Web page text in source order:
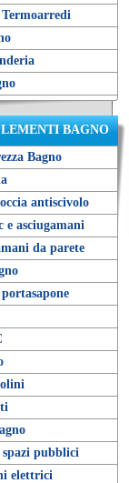
BAGNO
Bagno
antiscivolo
e asciugamani
da parete
spazi pubblici
elettrici